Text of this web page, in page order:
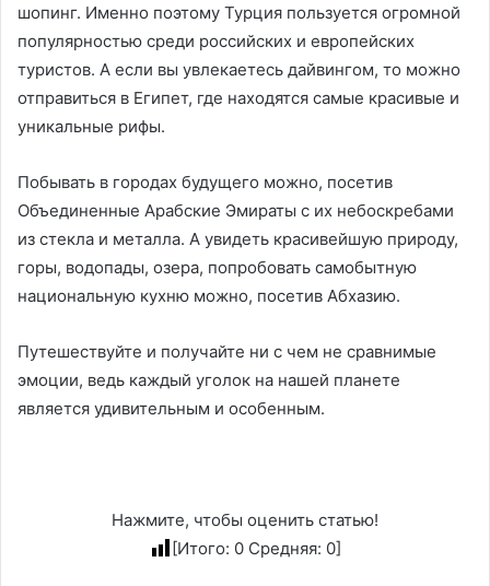
шопинг. Именно поэтому Турция пользуется огромной
популярностью среди российских и европейских
туристов. А если вы увлекаетесь дайвингом, то можно
отправиться в Египет, где находятся самые красивые и
уникальные рифы.
Побывать в городах будущего можно, посетив
Объединенные Арабские Эмираты с их небоскребами
из стекла и металла. А увидеть красивейшую природу,
горы, водопады, озера, попробовать самобытную
национальную кухню можно, посетив Абхазию.
Путешествуйте и получайте ни с чем не сравнимые
эмоции, ведь каждый уголок на нашей планете
является удивительным и особенным.
Нажмите, чтобы оценить статью!
[Итого: 0Средняя: 0]